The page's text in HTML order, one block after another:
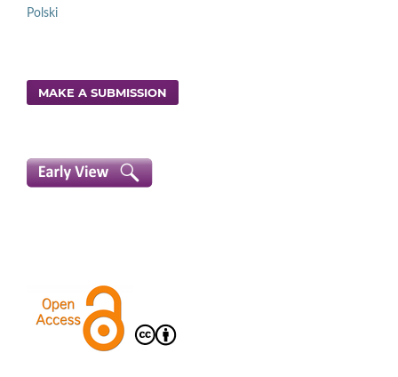
Polski
MAKE A SUBMISSION